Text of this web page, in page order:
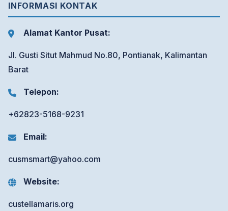
INFORMASI KONTAK
Alamat Kantor Pusat:
Jl. Gusti Situt Mahmud No.80, Pontianak, Kalimantan
Barat
Telepon:
+62823-5168-9231
Email:
cusmsmart@yahoo.com
Website:
custellamaris.org